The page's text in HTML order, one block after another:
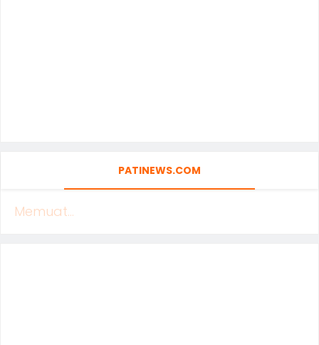
PATINEWS.COM
Memuat...